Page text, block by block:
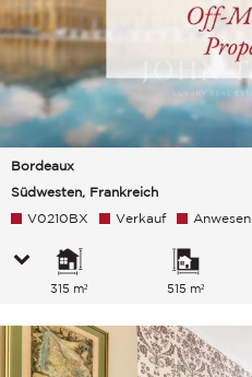
Bordeaux
Südwesten, Frankreich
V0210BX Verkauf Anwesen
315 m² 515 m²